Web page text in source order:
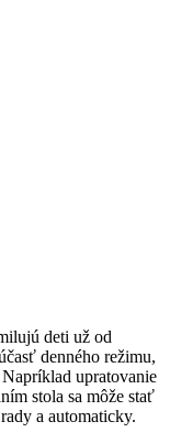
deti už od
denného režimu,
upratovanie
stola sa môže stať
a automaticky.